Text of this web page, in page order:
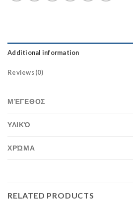
Additional information
Reviews (0)
ΜΈΓΕΘΟΣ
ΥΛΙΚΌ
ΧΡΏΜΑ
RELATED PRODUCTS